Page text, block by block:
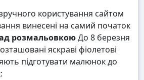
користування сайтом
винесені на самий початок
розмальовкоюДо 8 березня
яскраві фіолетові
підготувати малюнок до